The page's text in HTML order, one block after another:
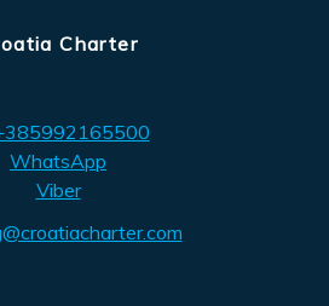
Charter
WhatsApp
Viber